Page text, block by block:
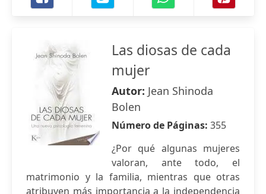
Las diosas de cada
mujer
Autor: Jean Shinoda
Bolen
Número de Páginas: 355
¿Por qué algunas mujeres
valoran, ante todo, el
matrimonio y la familia, mientras que otras
atribuyen más importancia a la independencia